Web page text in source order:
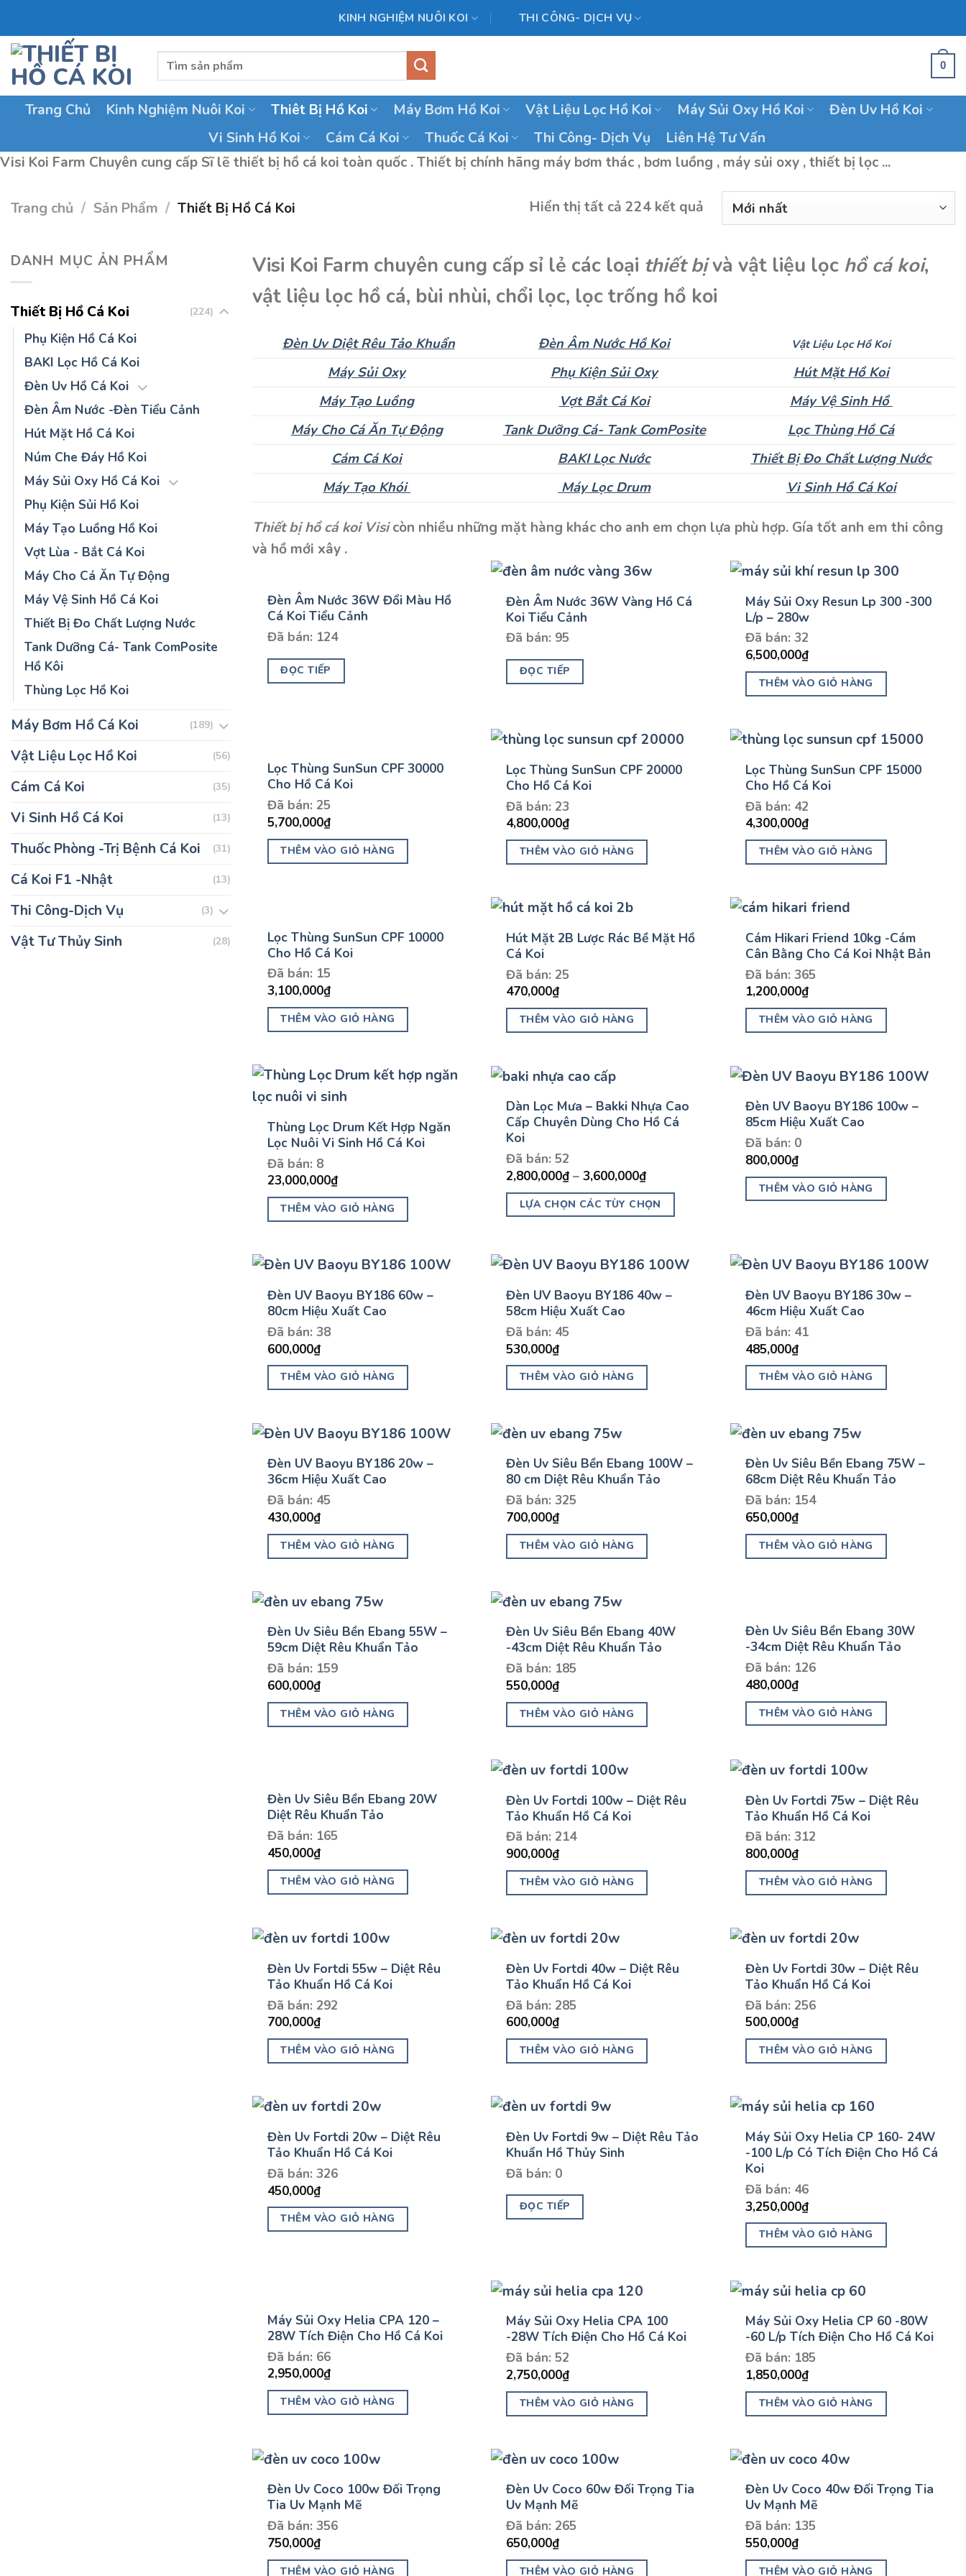
to
content
KINH NGHIỆM NUÔI KOI THI CÔNG- DỊCH VỤ
Tìm
0
Trang Chủ Kinh Nghiệm Nuôi Koi Thiêt Bị Hồ Koi Máy Bơm Hồ Koi Vật Liệu Lọc Hồ Koi Máy Sủi Oxy Hồ Koi
Đèn Uv Hồ Koi
Vi Sinh Hồ Koi
Cám Cá Koi Thuốc Cá Koi Thi Công- Dịch Vụ
Liên Hệ Tư Vấn
Visi Koi Farm Chuyên cung cấp Sĩ lẽ thiết bị hồ cá koi toàn quốc . Thiết bị chính hãng máy bơm thác , bơm luồng , máy sủi oxy , thiết bị lọc ...
Trang chủ / Sản Phẩm / Thiết Bị Hồ Cá Koi Hiển thị tất cả 224 kết quả
DANH MỤC ẢN PHẨM
Thiết Bị Hồ Cá Koi (224)
Phụ Kiện Hồ Cá Koi
BAKI Lọc Hồ Cá Koi
Đèn Uv Hồ Cá Koi
Đèn Âm Nước -Đèn Tiểu Cảnh
Hút Mặt Hồ Cá Koi
Núm Che Đáy Hồ Koi
Máy Sủi Oxy Hồ Cá Koi
Phụ Kiện Sủi Hồ Koi
Máy Tạo Luồng Hồ Koi
Vợt Lùa - Bắt Cá Koi
Máy Cho Cá Ăn Tự Động
Máy Vệ Sinh Hồ Cá Koi
Thiết Bị Đo Chất Lượng Nước
Tank Dưỡng Cá- Tank ComPosite
Hồ Kôi
Thùng Lọc Hồ Koi
Máy Bơm Hồ Cá Koi (189)
Vật Liệu Lọc Hồ Koi (56)
Cám Cá Koi (35)
Vi Sinh Hồ Cá Koi (13)
Thuốc Phòng -Trị Bệnh Cá Koi (31)
Cá Koi F1 -Nhật (13)
Thi Công-Dịch Vụ (3)
Vật Tư Thủy Sinh (28)
Visi Koi Farm chuyên cung cấp sỉ lẻ các loại thiết bịvà vật liệu lọc hồ cá koi,
vật liệu lọc hồ cá, bùi nhùi, chổi lọc, lọc trống hồ koi
Đèn Uv Diệt Rêu Tảo Khuẩn Đèn Âm Nước Hồ Koi Vật Liệu Lọc Hồ Koi
Máy Sủi Oxy Phụ Kiện Sủi Oxy
Hút Mặt Hồ Koi
Máy Tạo Luồng
Vợt Bắt Cá Koi
Máy Vệ Sinh Hồ
Máy Cho Cá Ăn Tự Động
Tank Dưỡng Cá- Tank ComPosite
Lọc Thùng Hồ Cá
Cám Cá Koi
BAKI Lọc Nước
Thiết Bị Đo Chất Lượng Nước
Máy Tạo Khói
Máy Lọc Drum Vi Sinh Hồ Cá Koi
Thiết bị hồ cá koi Visicòn nhiều những mặt hàng khác cho anh em chọn lựa phù hợp. Gía tốt anh em thi công
và hồ mới xây .
Đèn Âm Nước 36W Đổi Màu Hồ
Cá Koi Tiểu Cảnh
Đã bán: 124
ĐỌC TIẾP
Đèn Âm Nước 36W Vàng Hồ Cá
Koi Tiểu Cảnh
Đã bán: 95
ĐỌC TIẾP
Máy Sủi Oxy Resun Lp 300 -300
L/p – 280w
Đã bán: 32
6,500,000₫
THÊM VÀO GIỎ HÀNG
Lọc Thùng SunSun CPF 30000
Cho Hồ Cá Koi
Đã bán: 25
5,700,000₫
THÊM VÀO GIỎ HÀNG
Lọc Thùng SunSun CPF 20000
Cho Hồ Cá Koi
Đã bán: 23
4,800,000₫
THÊM VÀO GIỎ HÀNG
Lọc Thùng SunSun CPF 15000
Cho Hồ Cá Koi
Đã bán: 42
4,300,000₫
THÊM VÀO GIỎ HÀNG
Lọc Thùng SunSun CPF 10000
Cho Hồ Cá Koi
Đã bán: 15
3,100,000₫
THÊM VÀO GIỎ HÀNG
Hút Mặt 2B Lược Rác Bề Mặt Hồ
Cá Koi
Đã bán: 25
470,000₫
THÊM VÀO GIỎ HÀNG
Cám Hikari Friend 10kg -Cám
Cân Bằng Cho Cá Koi Nhật Bản
Đã bán: 365
1,200,000₫
THÊM VÀO GIỎ HÀNG
Thùng Lọc Drum Kết Hợp Ngăn
Lọc Nuôi Vi Sinh Hồ Cá Koi
Đã bán: 8
23,000,000₫
THÊM VÀO GIỎ HÀNG
Dàn Lọc Mưa – Bakki Nhựa Cao
Cấp Chuyên Dùng Cho Hồ Cá
Koi
Đã bán: 52
2,800,000₫–3,600,000₫
LỰA CHỌN CÁC TÙY CHỌN
này
nhiều
biến
thể.
Các
tùy
thể
được
chọn
trên
trang
sản
phẩm
Đèn UV Baoyu BY186 100w –
85cm Hiệu Xuất Cao
Đã bán: 0
800,000₫
THÊM VÀO GIỎ HÀNG
Đèn UV Baoyu BY186 60w –
80cm Hiệu Xuất Cao
Đã bán: 38
600,000₫
THÊM VÀO GIỎ HÀNG
Đèn UV Baoyu BY186 40w –
58cm Hiệu Xuất Cao
Đã bán: 45
530,000₫
THÊM VÀO GIỎ HÀNG
Đèn UV Baoyu BY186 30w –
46cm Hiệu Xuất Cao
Đã bán: 41
485,000₫
THÊM VÀO GIỎ HÀNG
Đèn UV Baoyu BY186 20w –
36cm Hiệu Xuất Cao
Đã bán: 45
430,000₫
THÊM VÀO GIỎ HÀNG
Đèn Uv Siêu Bền Ebang 100W –
80 cm Diệt Rêu Khuẩn Tảo
Đã bán: 325
700,000₫
THÊM VÀO GIỎ HÀNG
Đèn Uv Siêu Bền Ebang 75W –
68cm Diệt Rêu Khuẩn Tảo
Đã bán: 154
650,000₫
THÊM VÀO GIỎ HÀNG
Đèn Uv Siêu Bền Ebang 55W –
59cm Diệt Rêu Khuẩn Tảo
Đã bán: 159
600,000₫
THÊM VÀO GIỎ HÀNG
Đèn Uv Siêu Bền Ebang 40W
-43cm Diệt Rêu Khuẩn Tảo
Đã bán: 185
550,000₫
THÊM VÀO GIỎ HÀNG
Đèn Uv Siêu Bền Ebang 30W
-34cm Diệt Rêu Khuẩn Tảo
Đã bán: 126
480,000₫
THÊM VÀO GIỎ HÀNG
Đèn Uv Siêu Bền Ebang 20W
Diệt Rêu Khuẩn Tảo
Đã bán: 165
450,000₫
THÊM VÀO GIỎ HÀNG
Đèn Uv Fortdi 100w – Diệt Rêu
Tảo Khuẩn Hồ Cá Koi
Đã bán: 214
900,000₫
THÊM VÀO GIỎ HÀNG
Đèn Uv Fortdi 75w – Diệt Rêu
Tảo Khuẩn Hồ Cá Koi
Đã bán: 312
800,000₫
THÊM VÀO GIỎ HÀNG
Đèn Uv Fortdi 55w – Diệt Rêu
Tảo Khuẩn Hồ Cá Koi
Đã bán: 292
700,000₫
THÊM VÀO GIỎ HÀNG
Đèn Uv Fortdi 40w – Diệt Rêu
Tảo Khuẩn Hồ Cá Koi
Đã bán: 285
600,000₫
THÊM VÀO GIỎ HÀNG
Đèn Uv Fortdi 30w – Diệt Rêu
Tảo Khuẩn Hồ Cá Koi
Đã bán: 256
500,000₫
THÊM VÀO GIỎ HÀNG
Đèn Uv Fortdi 20w – Diệt Rêu
Tảo Khuẩn Hồ Cá Koi
Đã bán: 326
450,000₫
THÊM VÀO GIỎ HÀNG
Đèn Uv Fortdi 9w – Diệt Rêu Tảo
Khuẩn Hồ Thủy Sinh
Đã bán: 0
ĐỌC TIẾP
Máy Sủi Oxy Helia CP 160- 24W
-100 L/p Có Tích Điện Cho Hồ Cá
Koi
Đã bán: 46
3,250,000₫
THÊM VÀO GIỎ HÀNG
Máy Sủi Oxy Helia CPA 120 –
28W Tích Điện Cho Hồ Cá Koi
Đã bán: 66
2,950,000₫
THÊM VÀO GIỎ HÀNG
Máy Sủi Oxy Helia CPA 100
-28W Tích Điện Cho Hồ Cá Koi
Đã bán: 52
2,750,000₫
THÊM VÀO GIỎ HÀNG
Máy Sủi Oxy Helia CP 60 -80W
-60 L/p Tích Điện Cho Hồ Cá Koi
Đã bán: 185
1,850,000₫
THÊM VÀO GIỎ HÀNG
Đèn Uv Coco 100w Đối Trọng
Tia Uv Mạnh Mẽ
Đã bán: 356
750,000₫
THÊM VÀO GIỎ HÀNG
Đèn Uv Coco 60w Đối Trọng Tia
Uv Mạnh Mẽ
Đã bán: 265
650,000₫
THÊM VÀO GIỎ HÀNG
Đèn Uv Coco 40w Đối Trọng Tia
Uv Mạnh Mẽ
Đã bán: 135
550,000₫
THÊM VÀO GIỎ HÀNG